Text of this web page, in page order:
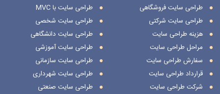
طراحی سایت فروشگاهی
طراحی سایت شرکتی
هزینه طراحی سایت
مراحل طراحی سایت
سفارش طراحی سایت
قرارداد طراحی سایت
شرکت طراحی سایت
طراحی سایت با MVC
طراحی سایت شخصی
طراحی سایت دانشگاهی
طراحی سایت آموزشی
طراحی سایت سازمانی
طراحی سایت شهرداری
طراحی سایت صنعتی